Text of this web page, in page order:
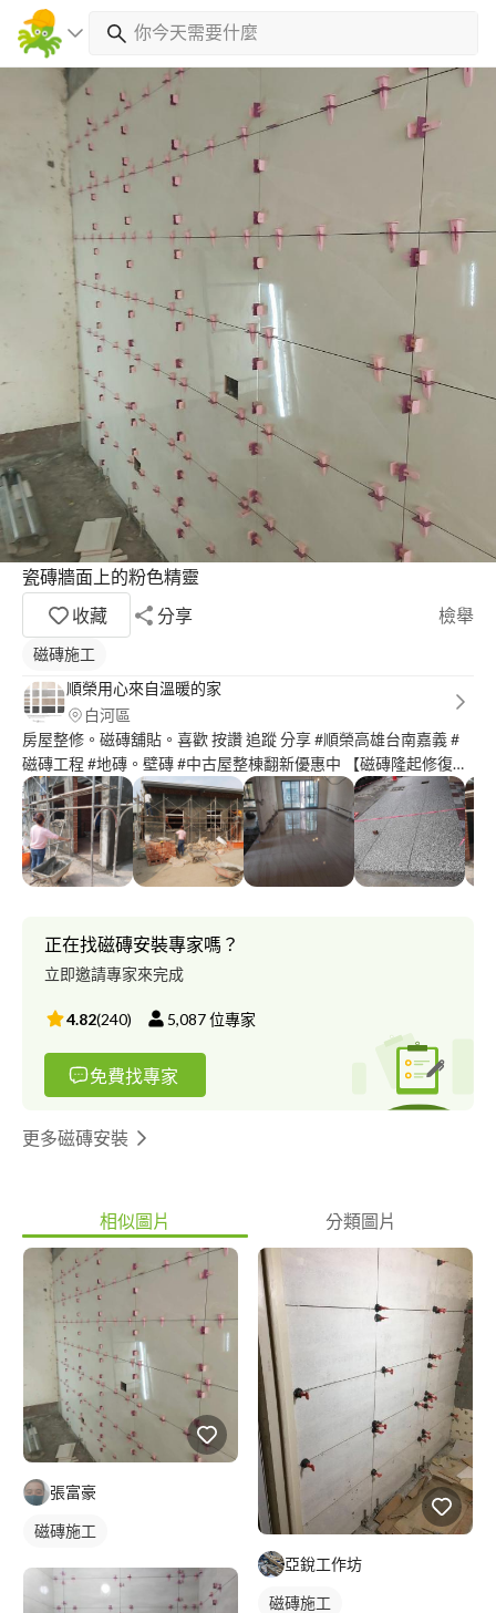
瓷磚牆面上的粉色精靈
收藏
分享 檢舉
磁磚施工
順榮用心來自溫暖的家
白河區
房屋整修。磁磚舖貼。喜歡 按讚 追蹤 分享 #順榮高雄台南嘉義 #
磁磚工程 #地磚。壁磚 #中古屋整棟翻新優惠中 【磁磚隆起修復工
程】 浴室翻修。 各式。木紋磚。 各式磁磚工程 連工帶料施工 樓梯
連工帶料 泥做地坪打底 各式60*60 80*80 ，100*100，60*120，
80*160，拋光地磚 60*60一坪 80*80一坪 搬運 吊料工程 另估價
【硬底整平器鋪設】(大理石工法。背批) ??????服務地區：，台
南，高雄，嘉義 喜歡私詢 免費詢問 親切服務 【中古屋翻新】【浴
正在找磁磚安裝專家嗎？
立即邀請專家來完成
4.82(240) 5,087位專家
免費找專家
更多磁磚安裝
相似圖片 分類圖片
張富豪
磁磚施工
亞銳工作坊
磁磚施工